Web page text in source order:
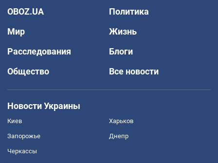
OBOZ.UA
Политика
Мир
Жизнь
Расследования
Блоги
Общество
Все новости
Новости Украины
Киев Харьков
Запорожье Днепр
Черкассы